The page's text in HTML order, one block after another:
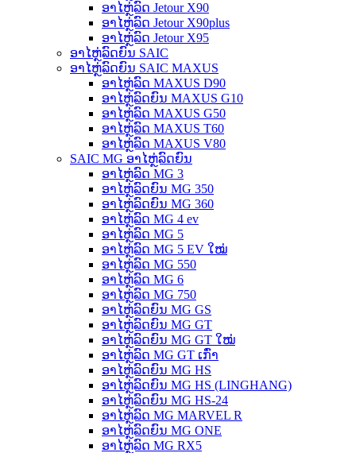
ອາໄຫຼ່ລົດ Jetour X90
ອາໄຫຼ່ລົດ Jetour X90plus
ອາໄຫຼ່ລົດ Jetour X95
ອາໄຫຼ່ລົດຍົນ SAIC
ອາໄຫຼ່ລົດຍົນ SAIC MAXUS
ອາໄຫຼ່ລົດ MAXUS D90
ອາໄຫຼ່ລົດຍົນ MAXUS G10
ອາໄຫຼ່ລົດ MAXUS G50
ອາໄຫຼ່ລົດ MAXUS T60
ອາໄຫຼ່ລົດ MAXUS V80
SAIC MG ອາໄຫຼ່ລົດຍົນ
ອາໄຫຼ່ລົດ MG 3
ອາໄຫຼ່ລົດຍົນ MG 350
ອາໄຫຼ່ລົດຍົນ MG 360
ອາໄຫຼ່ລົດ MG 4 ev
ອາໄຫຼ່ລົດ MG 5
ອາໄຫຼ່ລົດ MG 5 EV ໃໝ່
ອາໄຫຼ່ລົດ MG 550
ອາໄຫຼ່ລົດ MG 6
ອາໄຫຼ່ລົດ MG 750
ອາໄຫຼ່ລົດຍົນ MG GS
ອາໄຫຼ່ລົດຍົນ MG GT
ອາໄຫຼ່ລົດຍົນ MG GT ໃໝ່
ອາໄຫຼ່ລົດ MG GT ເກົ່າ
ອາໄຫຼ່ລົດຍົນ MG HS
ອາໄຫຼ່ລົດຍົນ MG HS (LINGHANG)
ອາໄຫຼ່ລົດຍົນ MG HS-24
ອາໄຫຼ່ລົດ MG MARVEL R
ອາໄຫຼ່ລົດຍົນ MG ONE
ອາໄຫຼ່ລົດ MG RX5